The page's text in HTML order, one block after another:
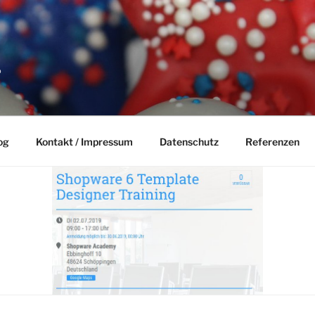
Kontakt / Impressum Datenschutz Referenzen